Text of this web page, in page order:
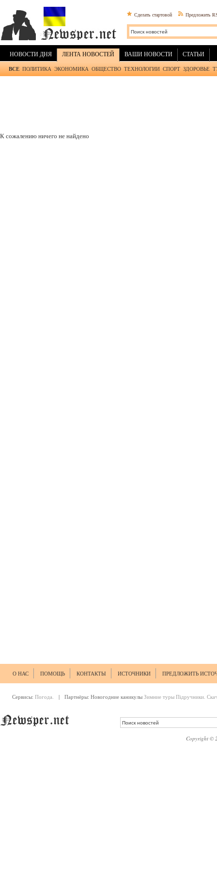
Сделать стартовой Предложить
НОВОСТИ ДНЯ ЛЕНТА НОВОСТЕЙ ВАШИ НОВОСТИ
СТАТЬИ
ВСЕ ПОЛИТИКА ЭКОНОМИКА ОБЩЕСТВО ТЕХНОЛОГИИ СПОРТ ЗДОРОВЬЕ
К сожалению ничего не найдено
О НАС ПОМОЩЬ КОНТАКТЫ ИСТОЧНИКИ ПРЕДЛОЖИТЬ
Сервисы: Погода. | Партнёры: Новогодние каникулы Зимние туры Підручники.
Copyright ©